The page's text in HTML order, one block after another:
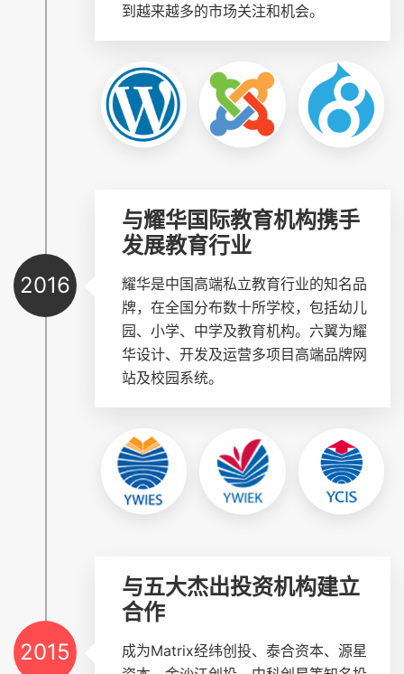
2015
与五大杰出投资机构建立
合作
成为Matrix经纬创投、泰合资本、源星
2016
与耀华国际教育机构携手
发展教育行业
耀华是中国高端私立教育行业的知名品
牌，在全国分布数十所学校，包括幼儿
园、小学、中学及教育机构。六翼为耀
华设计、开发及运营多项目高端品牌网
站及校园系统。
到越来越多的市场关注和机会。